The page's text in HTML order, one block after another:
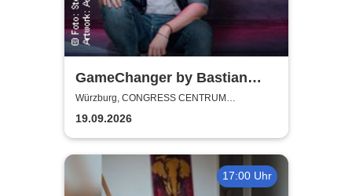
GameChanger by Bastian
Bielendorfer
Würzburg, CONGRESS CENTRUM
WÜRZBURG
19.09.2026
17:00 Uhr